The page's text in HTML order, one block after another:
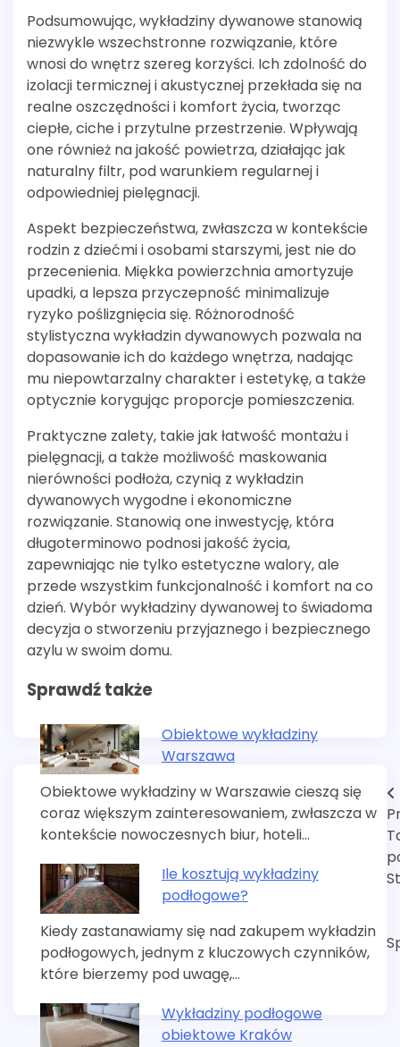
Podsumowując, wykładziny dywanowe stanowią
niezwykle wszechstronne rozwiązanie, które
wnosi do wnętrz szereg korzyści. Ich zdolność do
izolacji termicznej i akustycznej przekłada się na
realne oszczędności i komfort życia, tworząc
ciepłe, ciche i przytulne przestrzenie. Wpływają
one również na jakość powietrza, działając jak
naturalny filtr, pod warunkiem regularnej i
odpowiedniej pielęgnacji.
Aspekt bezpieczeństwa, zwłaszcza w kontekście
rodzin z dziećmi i osobami starszymi, jest nie do
przecenienia. Miękka powierzchnia amortyzuje
upadki, a lepsza przyczepność minimalizuje
ryzyko poślizgnięcia się. Różnorodność
stylistyczna wykładzin dywanowych pozwala na
dopasowanie ich do każdego wnętrza, nadając
mu niepowtarzalny charakter i estetykę, a także
optycznie korygując proporcje pomieszczenia.
Praktyczne zalety, takie jak łatwość montażu i
pielęgnacji, a także możliwość maskowania
nierówności podłoża, czynią z wykładzin
dywanowych wygodne i ekonomiczne
rozwiązanie. Stanowią one inwestycję, która
długoterminowo podnosi jakość życia,
zapewniając nie tylko estetyczne walory, ale
przede wszystkim funkcjonalność i komfort na co
dzień. Wybór wykładziny dywanowej to świadoma
decyzja o stworzeniu przyjaznego i bezpiecznego
azylu w swoim domu.
Sprawdź także
Obiektowe wykładziny
Warszawa
Obiektowe wykładziny w Warszawie cieszą się
coraz większym zainteresowaniem, zwłaszcza w
kontekście nowoczesnych biur, hoteli…
Ile kosztują wykładziny
podłogowe?
Kiedy zastanawiamy się nad zakupem wykładzin
podłogowych, jednym z kluczowych czynników,
które bierzemy pod uwagę,…
Wykładziny podłogowe
obiektowe Kraków
Nawigacja
wpisu